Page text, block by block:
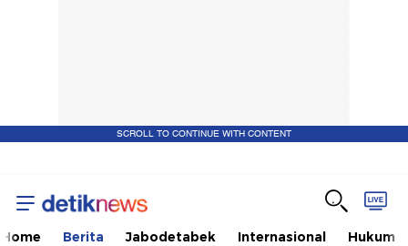
SCROLL TO CONTINUE WITH CONTENT
Home Berita Jabodetabek Internasional Hukum